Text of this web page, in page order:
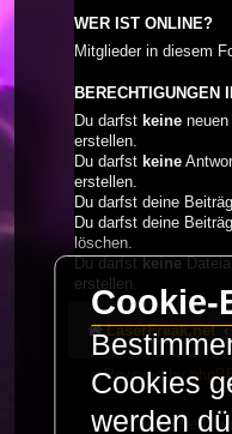
WER IST ONLINE?
Mitglieder in diesem
BERECHTIGUNGEN
Du darfst keine
erstellen.
Du darfst keine
erstellen.
Du darfst deine
Du darfst deine
löschen.
Du darfstkeine
erstellen.
LaserFreak.net
Powered by
Deutsche
Cookie-
Cookies
werden